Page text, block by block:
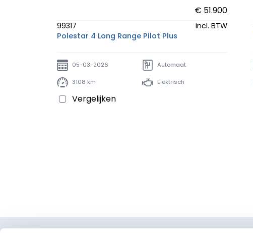
€ 51.900
99317
incl. BTW
Polestar 4 Long Range Pilot Plus
05-03-2026 Automaat
3108 km Elektrisch
Vergelijken